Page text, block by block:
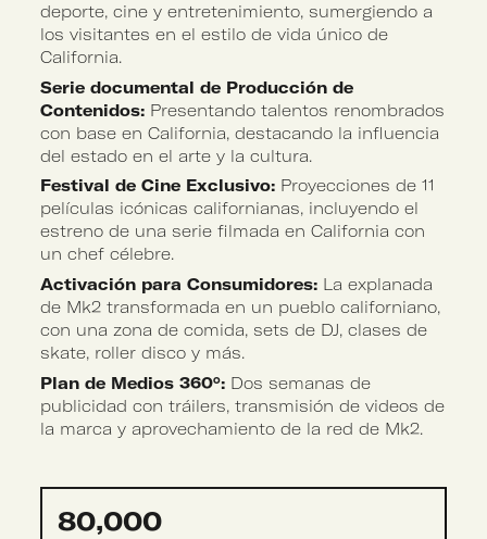
deporte, cine y entretenimiento, sumergiendo a
los visitantes en el estilo de vida único de
California.
Serie documental de Producción de
Contenidos: Presentando talentos renombrados
con base en California, destacando la influencia
del estado en el arte y la cultura.
Festival de Cine Exclusivo: Proyecciones de 11
películas icónicas californianas, incluyendo el
estreno de una serie filmada en California con
un chef célebre.
Activación para Consumidores: La explanada
de Mk2 transformada en un pueblo californiano,
con una zona de comida, sets de DJ, clases de
skate, roller disco y más.
Plan de Medios 360°: Dos semanas de
publicidad con tráilers, transmisión de videos de
la marca y aprovechamiento de la red de Mk2.
80,000